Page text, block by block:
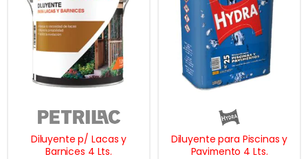
Diluyente p/ Lacas y
Barnices 4 Lts.
Diluyente para Piscinas y
Pavimento 4 Lts.